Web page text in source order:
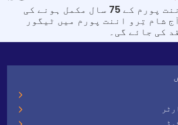
آکاشوانی تِرو اننت پورم کے 75 سال مکمل ہونے کی
شام تِرو اننت پورم میں ٹیگور
کی جائے گی۔